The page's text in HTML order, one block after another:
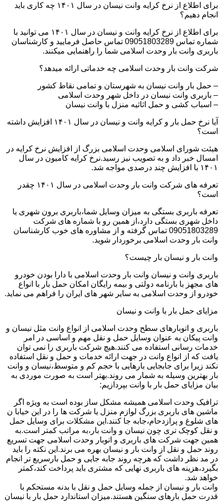
برای اطلاع از نرخ کرایه وانت نیسان در سال ۱۴۰۱ چه کاری باید
انجام دهیم؟
برای اطلاع از نرخ کرایه وانت و نیسان در سال ۱۴۰۱ می توانید با
شماره تماس 09051803289 تماس حاصل فرمایید و کارشناسان
باربری وانت بار وحدت اسلامی شما را راهنمایی میکنند.
شرکت وانت بار وحدت اسلامی چه خدماتی ارائه میدهد؟
– حمل بار وانت نیسان به شهرستان و تمامی نقاط کشور
– باربری وانت نیسان در داخل شهر وحدت اسلامی
– اسباب کشی و حمل اثاثیه منزل با وانت نیسان
آیا نرخ حمل بار و کرایه وانت و نیسان در سال ۱۴۰۱ افزایش داشته
است؟
هیئت شورای اسلامی وحدت اسلامی بزرگ از افزایش نرخ کرایه در
امسال خبر داد و به تصویب نیز رسید.نرخ کرایه کامیون در سال
۱۴۰۱ با افزایش چند درصدی مواجه شد.
تعرفه های شرکت وانت بار وحدت اسلامی در سال ۱۴۰۱ چقدر
است؟
تعرفه باربری بستگی به میزان وسایل شما،باربری برون شهری یا
داخل شهری بستگی دارد،از همین رو با شماره های شرکت
09051803289 تماس گرفته و از مشاوره های خوب کارشناسان
وانت بار وحدت اسلامی برخوردار شوید.
وانت بار و نیسان بار چیست؟
باربری وانت و نیسان وانت بار وحدت اسلامی با دارا بودن خودرو
های مجهز با بارنامه دولتی و بیمه رایگان امکان حمل بار با انواع
خودرو از وحدت اسلامی به سایر شهر های ایران را فراهم می نماید.
مزایای حمل بار با وانت و نیسان
باربری و اتوبارهای سطح وحدت اسلامی از انواع وانت مثل نیسان و
وانت پیکان به عنوان وسایل حمل و نقل مهم و اساسی در امر
خدمات رسانی استفاده می کنند.هیچ شرکت باربری را نمی توان
یافت که از انواع وانت در جهت ارائه خدمات و حمل و نقل استفاده
نکند زیرا برای جابجایی بارهایی با حجم کم و متوسط،نیسان و وانت
بار بهترین وسیله به شمار می روند.بهتر است به صورت موردی به
بیان مزایای حمل بار با وانت بپردازیم:
ترافیک وحدت اسلامی همیشه مشکل ساز بوده است به ویژه اگر
ماشین های باربری بزرگ لوازم منزل یا شرکت ها را در این خیابا ن
های شلوغ و پرازدحام،جابه جا کنند.این مشکلات برای وسایل حمل
و نقل کوچک تری چون نیسان و وانت بار،به مراتب کمتر است.به
همین جهت شرکت های باربری و اتوبار وحدت اسلامی جهت تسریع
روند حمل و نقل از وانت بار و نیسان بهره می برند.این نکته را باید
در مد نظر داشت که هرچه روند جابه جایی و حمل بارسریع تر انجام
بگیرد،هزینه های باربری نهایی که مشتری باید پرداخت کند،کمتر
خواهد شد.
وانت بار و نیسان از جمله وسایل حمل و نقل با بدنه مستحکم با
قدرت حمل بارهای سنگین هستند.میزان استاندارد حمل بار با نیسان